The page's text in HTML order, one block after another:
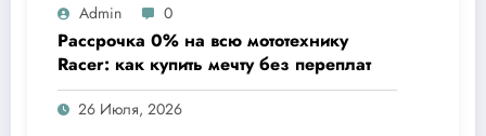
Admin 0
Рассрочка 0% на всю мототехнику
Racer: как купить мечту без переплат
26 Июля, 2026